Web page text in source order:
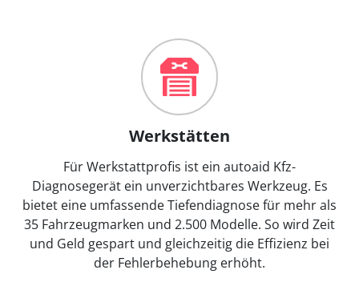
Werkstätten
Für Werkstattprofis ist ein autoaid Kfz-
Diagnosegerät ein unverzichtbares Werkzeug. Es
bietet eine umfassende Tiefendiagnose für mehr als
35 Fahrzeugmarken und 2.500 Modelle. So wird Zeit
und Geld gespart und gleichzeitig die Effizienz bei
der Fehlerbehebung erhöht.